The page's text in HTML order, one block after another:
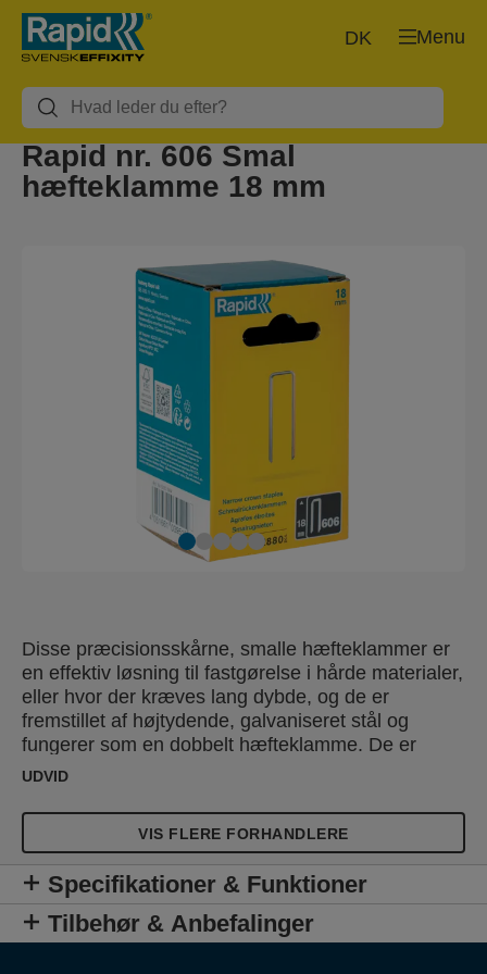
Menu
DK
Rapid nr. 606 Smal
hæfteklamme 18 mm
Disse præcisionsskårne, smalle hæfteklammer er
en effektiv løsning til fastgørelse i hårde materialer,
eller hvor der kræves lang dybde, og de er
fremstillet af højtydende, galvaniseret stål og
fungerer som en dobbelt hæfteklamme. De er
harpiksbelagt for at øge deres
til tunge fastgørelser, gulve, træbeklædning,
vægplader, rammer og skillevægge.
Harpiksbelægning giver dem optimale
fastgørelsesegenskaber i træ.
UDVID
VIS FLERE FORHANDLERE
Specifikationer & Funktioner
Tilbehør & Anbefalinger